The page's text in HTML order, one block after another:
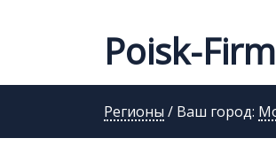
Poisk-
Регионы / Ваш город: